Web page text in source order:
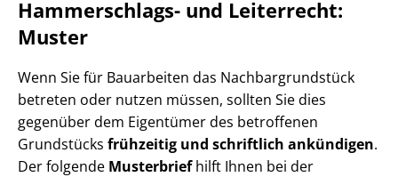
Hammerschlags- und Leiterrecht:
Muster
Wenn Sie für Bauarbeiten das Nach­bar­grund­stück
betreten oder nutzen müssen, sollten Sie dies
gegenüber dem Eigentümer des betroffenen
Grundstücks frühzeitig und schriftlich ankündigen.
Der folgende Musterbriefhilft Ihnen bei der